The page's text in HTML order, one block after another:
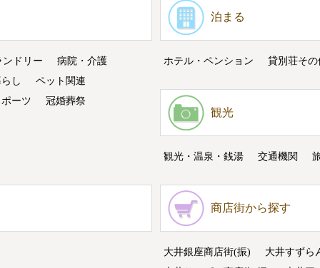
ドリー
病院・介護
し
ペット関連
ーツ
冠婚葬祭
泊まる
ホテル・ペンション 貸別荘その
観光
観光・温泉・銭湯 交通機関
商店街から探す
大井銀座商店街(振)
大井すずら